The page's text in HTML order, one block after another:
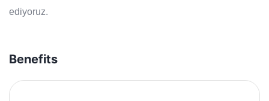
ediyoruz.
Benefits